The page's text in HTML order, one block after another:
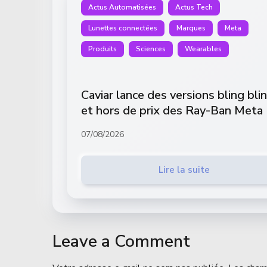
Actus Automatisées Actus Tech
Lunettes connectées Marques Meta
Produits Sciences Wearables
Caviar lance des versions bling
et hors de prix des Ray-Ban Meta
07/08/2026
Lire la suite
Leave a Comment